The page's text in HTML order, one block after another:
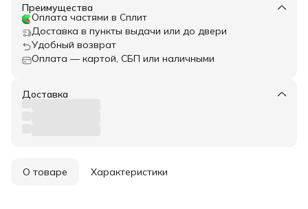
Преимущества
Оплата частями в Сплит
Доставка в пункты выдачи или до двери
Удобный возврат
Оплата — картой, СБП или наличными
Доставка
О товаре Характеристики